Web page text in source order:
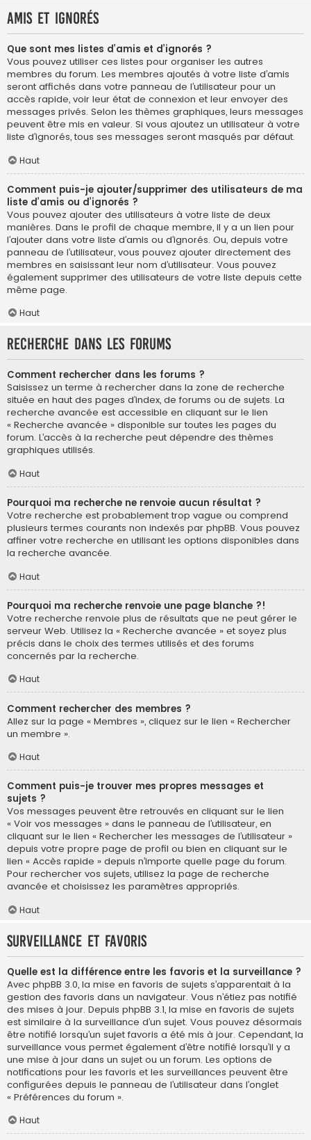
Amis et ignorés
Que sont mes listes d’amis et d’ignorés ?
Vous pouvez utiliser ces listes pour organiser les autres
membres du forum. Les membres ajoutés à votre liste d’amis
seront affichés dans votre panneau de l’utilisateur pour un
accès rapide, voir leur état de connexion et leur envoyer des
messages privés. Selon les thèmes graphiques, leurs messages
peuvent être mis en valeur. Si vous ajoutez un utilisateur à votre
liste d’ignorés, tous ses messages seront masqués par défaut.
Haut
Comment puis-je ajouter/supprimer des utilisateurs de ma
liste d’amis ou d’ignorés ?
Vous pouvez ajouter des utilisateurs à votre liste de deux
manières. Dans le profil de chaque membre, il y a un lien pour
l’ajouter dans votre liste d’amis ou d’ignorés. Ou, depuis votre
panneau de l’utilisateur, vous pouvez ajouter directement des
membres en saisissant leur nom d’utilisateur. Vous pouvez
également supprimer des utilisateurs de votre liste depuis cette
même page.
Haut
Recherche dans les forums
Comment rechercher dans les forums ?
Saisissez un terme à rechercher dans la zone de recherche
située en haut des pages d’index, de forums ou de sujets. La
recherche avancée est accessible en cliquant sur le lien
« Recherche avancée » disponible sur toutes les pages du
forum. L’accès à la recherche peut dépendre des thèmes
graphiques utilisés.
Haut
Pourquoi ma recherche ne renvoie aucun résultat ?
Votre recherche est probablement trop vague ou comprend
plusieurs termes courants non indexés par phpBB. Vous pouvez
affiner votre recherche en utilisant les options disponibles dans
la recherche avancée.
Haut
Pourquoi ma recherche renvoie une page blanche ?!
Votre recherche renvoie plus de résultats que ne peut gérer le
serveur Web. Utilisez la « Recherche avancée » et soyez plus
précis dans le choix des termes utilisés et des forums
concernés par la recherche.
Haut
Comment rechercher des membres ?
Allez sur la page « Membres », cliquez sur le lien « Rechercher
un membre ».
Haut
Comment puis-je trouver mes propres messages et
sujets ?
Vos messages peuvent être retrouvés en cliquant sur le lien
« Voir vos messages » dans le panneau de l’utilisateur, en
cliquant sur le lien « Rechercher les messages de l’utilisateur »
depuis votre propre page de profil ou bien en cliquant sur le
lien « Accès rapide » depuis n’importe quelle page du forum.
Pour rechercher vos sujets, utilisez la page de recherche
avancée et choisissez les paramètres appropriés.
Haut
Surveillance et favoris
Quelle est la différence entre les favoris et la surveillance ?
Avec phpBB 3.0, la mise en favoris de sujets s’apparentait à la
gestion des favoris dans un navigateur. Vous n’étiez pas notifié
des mises à jour. Depuis phpBB 3.1, la mise en favoris de sujets
est similaire à la surveillance d’un sujet. Vous pouvez désormais
être notifié lorsqu’un sujet favoris a été mis à jour. Cependant, la
surveillance vous permet également d’être notifié lorsqu’il y a
une mise à jour dans un sujet ou un forum. Les options de
notifications pour les favoris et les surveillances peuvent être
configurées depuis le panneau de l’utilisateur dans l’onglet
« Préférences du forum ».
Haut